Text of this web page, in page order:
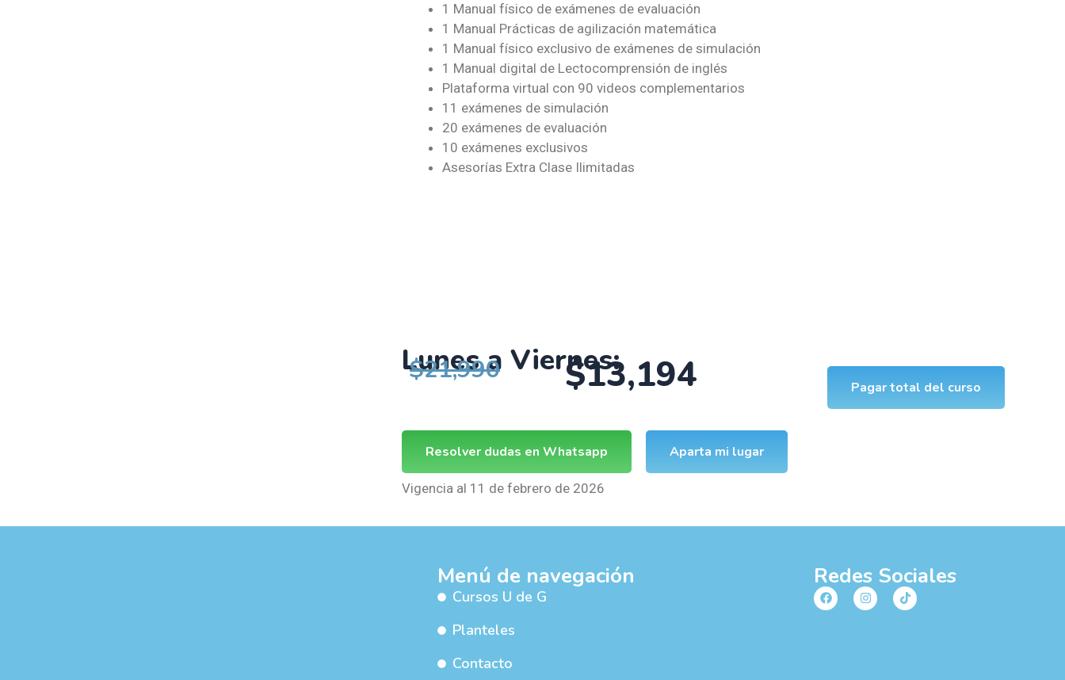
1 Manual físico de exámenes de evaluación
1 Manual Prácticas de agilización matemática
1 Manual físico exclusivo de exámenes de simulación
1 Manual digital de Lectocomprensión de inglés
Plataforma virtual con 90 videos complementarios
11 exámenes de simulación
20 exámenes de evaluación
10 exámenes exclusivos
Asesorías Extra Clase Ilimitadas
Lunes a Viernes:
$21,990 $13,194 Pagar total del curso
Resolver dudas en Whatsapp Aparta mi lugar
Vigencia al 11 de febrero de 2026
Menú de navegación
Cursos U de G
Planteles
Contacto
Redes Sociales